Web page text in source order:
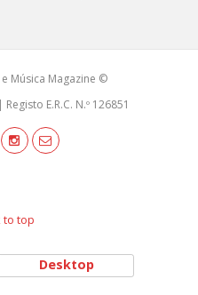
Música Magazine ©
E.R.C. N.º 126851
to top
Desktop